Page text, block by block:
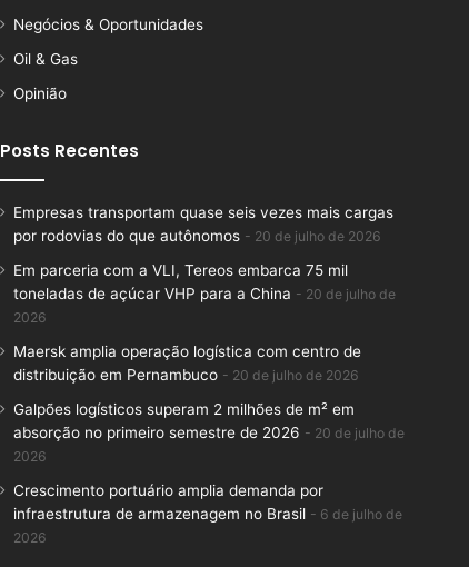
Negócios & Oportunidades
Oil & Gas
Opinião
Posts Recentes
Empresas transportam quase seis vezes mais cargas
por rodovias do que autônomos
20 de julho de 2026
Em parceria com a VLI, Tereos embarca 75 mil
toneladas de açúcar VHP para a China
20 de julho de
2026
Maersk amplia operação logística com centro de
distribuição em Pernambuco
20 de julho de 2026
Galpões logísticos superam 2 milhões de m² em
absorção no primeiro semestre de 2026
20 de julho de
2026
Crescimento portuário amplia demanda por
infraestrutura de armazenagem no Brasil
6 de julho de
2026